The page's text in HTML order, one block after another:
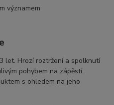
významem
let. Hrozí roztržení a spolknutí
pohybem na zápěstí.
s ohledem na jeho